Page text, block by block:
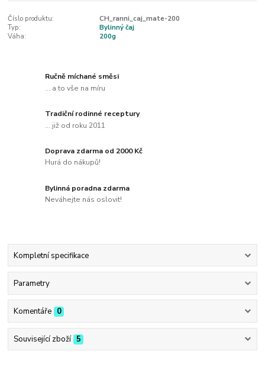
Číslo produktu:
CH_ranni_caj_mate-200
Typ:
Bylinný čaj
Váha:
200g
Ručně míchané směsi
... a to vše na míru
Tradiční rodinné receptury
... již od roku 2011
Doprava zdarma od 2000 Kč
Hurá do nákupů!
Bylinná poradna zdarma
Neváhejte nás oslovit!
Kompletní specifikace
Parametry
Komentáře 0
Související zboží 5